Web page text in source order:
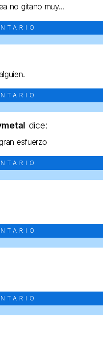
no gitano muy...
dice:
esfuerzo